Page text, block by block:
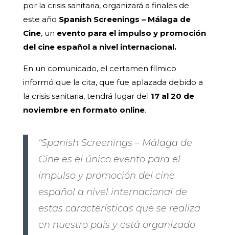
por la crisis sanitaria, organizará a finales de
este año Spanish Screenings – Málaga de
Cine, un evento para el impulso y promoción
del cine español a nivel internacional.
En un comunicado, el certamen fílmico
informó que la cita, que fue aplazada debido a
la crisis sanitaria, tendrá lugar del 17 al 20 de
noviembre en formato online.
“Spanish Screenings – Málaga de
Cine es el único evento para el
impulso y promoción del cine
español a nivel internacional de
estas características que se realiza
en nuestro país y está organizado